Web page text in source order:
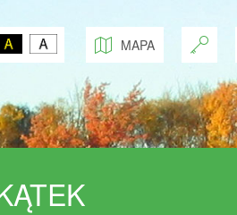
MAPA